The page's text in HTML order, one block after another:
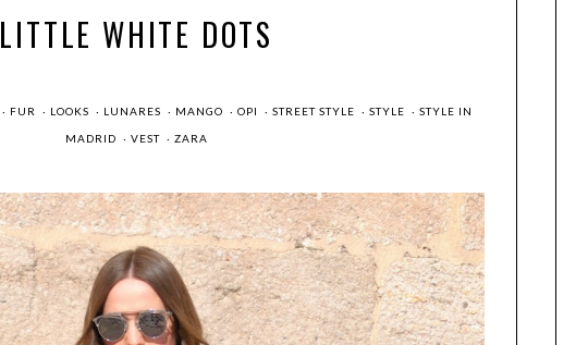
LITTLE WHITE DOTS
· FUR · LOOKS · LUNARES · MANGO ·OPI ·STREET STYLE ·STYLE ·STYLE IN
MADRID · VEST · ZARA